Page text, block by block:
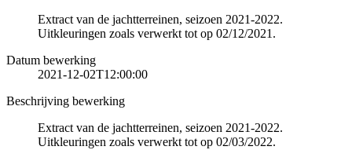
Extract van de jachtterreinen, seizoen 2021-2022.
Uitkleuringen zoals verwerkt tot op 02/12/2021.
Datum bewerking
2021-12-02T12:00:00
Beschrijving bewerking
Extract van de jachtterreinen, seizoen 2021-2022.
Uitkleuringen zoals verwerkt tot op 02/03/2022.